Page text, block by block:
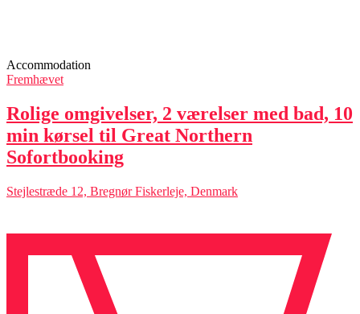
Accommodation
Fremhævet
Rolige omgivelser, 2 værelser med bad, 10
min kørsel til Great Northern
Sofortbooking
Stejlestræde 12, Bregnør Fiskerleje, Denmark